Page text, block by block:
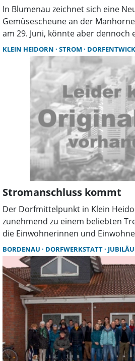
In Blumenau zeichnet sich eine
Gemüsescheune an der
am 29. Juni, könnte aber dennoch
Eine bestehende
Entwicklungsgesellschaft, die dort
plante, will die Stadt indes
KLEIN HEIDORN STROM
Stromanschluss kommt
Der Dorfmittelpunkt in Klein
zunehmend zu einem beliebten
die Einwohnerinnen und
ortsansässige Vereine und
Veranstaltungen besser
Ortsrat Klein Heidorn die
Stromanschlusses beantragt.
Verwaltungsausschuss haben
zugestimmt.
BORDENAU DORFWERKSTATT